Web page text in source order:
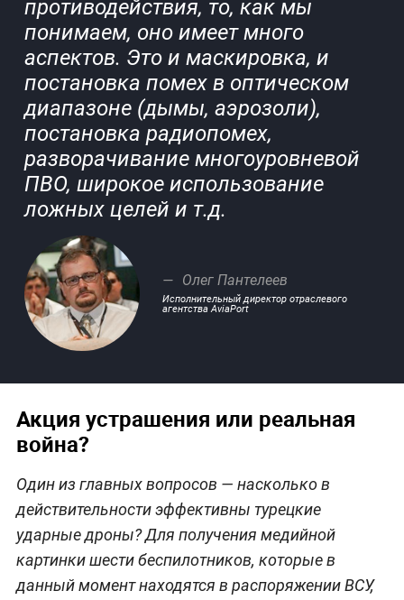
противодействия, то, как мы
понимаем, оно имеет много
аспектов. Это и маскировка, и
постановка помех в оптическом
диапазоне (дымы, аэрозоли),
постановка радиопомех,
разворачивание многоуровневой
ПВО, широкое использование
ложных целей и т.д.
Олег Пантелеев
Исполнительный директор отраслевого
агентства AviaPort
Акция устрашения или реальная
война?
Один из главных вопросов — насколько в
действительности эффективны турецкие
ударные дроны? Для получения медийной
картинки шести беспилотников, которые в
данный момент находятся в распоряжении ВСУ,